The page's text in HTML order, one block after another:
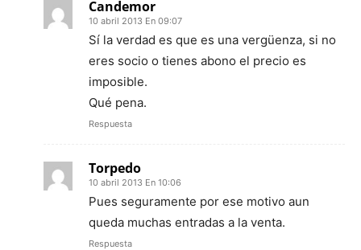
Candemor
10 abril 2013 En 09:07
Sí la verdad es que es una vergüenza, si no
eres socio o tienes abono el precio es
imposible.
Qué pena.
Respuesta
Torpedo
10 abril 2013 En 10:06
Pues seguramente por ese motivo aun
queda muchas entradas a la venta.
Respuesta